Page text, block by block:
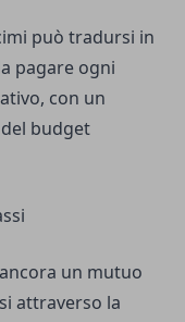
può tradursi in
pagare ogni
con un
budget
un mutuo
attraverso la